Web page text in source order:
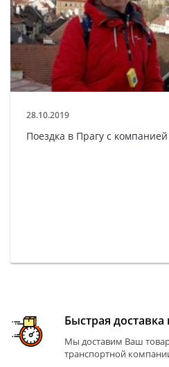
28.10.2019
Поездка в Прагу с
Быстрая
Мы доставим Ваш
транспортной